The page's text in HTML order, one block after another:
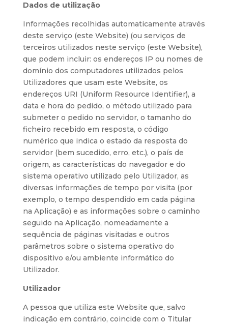
Dados de utilização
Informações recolhidas automaticamente através
deste serviço (este Website) (ou serviços de
terceiros utilizados neste serviço (este Website),
que podem incluir: os endereços IP ou nomes de
domínio dos computadores utilizados pelos
Utilizadores que usam este Website, os
endereços URI (Uniform Resource Identifier), a
data e hora do pedido, o método utilizado para
submeter o pedido no servidor, o tamanho do
ficheiro recebido em resposta, o código
numérico que indica o estado da resposta do
servidor (bem sucedido, erro, etc.), o país de
origem, as características do navegador e do
sistema operativo utilizado pelo Utilizador, as
diversas informações de tempo por visita (por
exemplo, o tempo despendido em cada página
na Aplicação) e as informações sobre o caminho
seguido na Aplicação, nomeadamente a
sequência de páginas visitadas e outros
parâmetros sobre o sistema operativo do
dispositivo e/ou ambiente informático do
Utilizador.
Utilizador
A pessoa que utiliza este Website que, salvo
indicação em contrário, coincide com o Titular